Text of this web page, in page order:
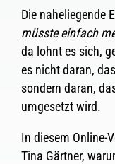
Die naheliegende
müsste einfach
da lohnt es sich,
es nicht daran,
sondern daran,
umgesetzt wird.
In diesem Online-
Tina Gärtner,